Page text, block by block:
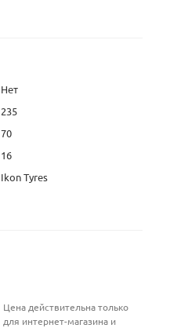
Нет
235
70
16
Ikon Tyres
Цена действительна только
для интернет-магазина и